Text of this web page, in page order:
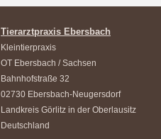
Tierarztpraxis Ebersbach
Kleintierpraxis
OT Ebersbach / Sachsen
Bahnhofstraße 32
02730 Ebersbach-Neugersdorf
Landkreis Görlitz in der Oberlausitz
Deutschland